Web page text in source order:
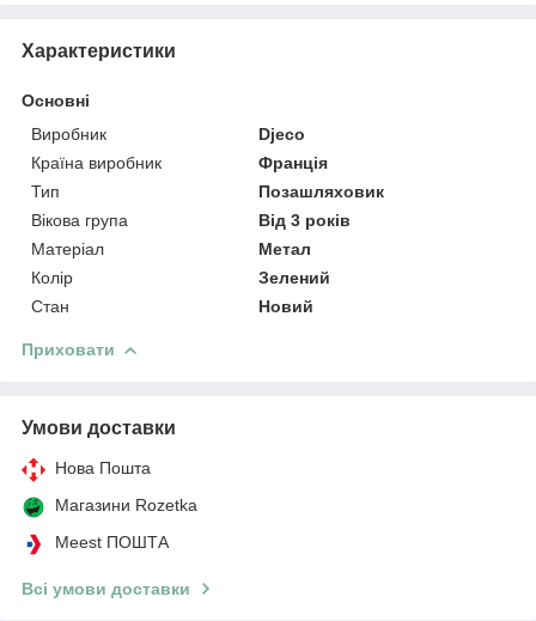
Характеристики
Основні
Виробник
Djeco
Країна виробник
Франція
Тип
Позашляховик
Вікова група
Від 3 років
Матеріал
Метал
Колір
Зелений
Стан
Новий
Приховати
Умови доставки
Нова Пошта
Магазини Rozetka
Meest ПОШТА
Всі умови доставки